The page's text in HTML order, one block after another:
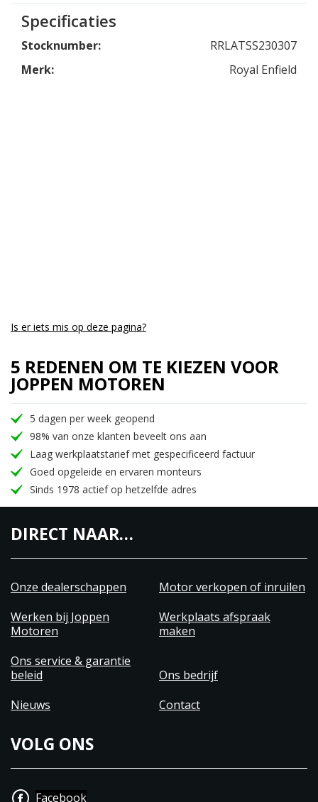
Specificaties
Stocknumber:
RRLATSS230307
Merk:
Royal Enfield
Is er iets mis op deze pagina?
5 REDENEN OM TE KIEZEN VOOR
JOPPEN MOTOREN
5 dagen per week geopend
98% van onze klanten beveelt ons aan
Laag werkplaatstarief met gespecificeerd factuur
Goed opgeleide en ervaren monteurs
Sinds 1978 actief op hetzelfde adres
DIRECT NAAR…
Onze dealerschappen
Motor verkopen of inruilen
Werken bij Joppen
Motoren
Werkplaats afspraak
maken
Ons service & garantie
beleid
Ons bedrijf
Nieuws
Contact
VOLG ONS
Facebook